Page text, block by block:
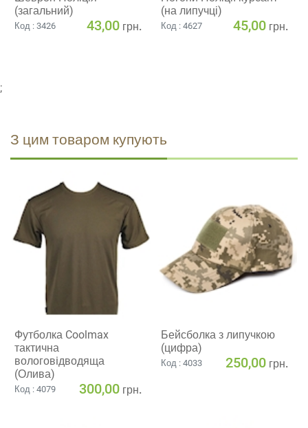
(загальний)
Код : 3426 43,00 грн.
(на липучці)
Код : 4627 45,00 грн.
;
З цим товаром купують
Футболка Coolmax
тактична
вологовiдводяща
(Олива)
Код : 4079 300,00 грн.
Бейсболка з липучкою
(цифра)
Код : 4033 250,00 грн.